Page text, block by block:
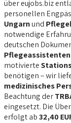
über eujobs.biz
personellen
Ungarnund
notwendige
deutschen
motivierte
benötigen – wir
medizinisches
Beachtung der
eingesetzt. Die
erfolgt ab32,40